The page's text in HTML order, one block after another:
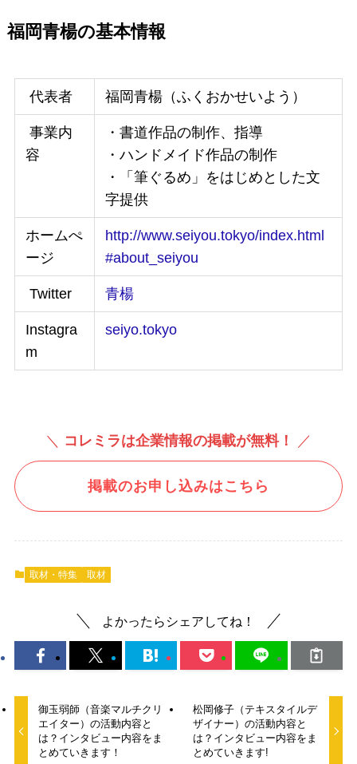
福岡青楊の基本情報
代表者 福岡青楊（ふくおかせいよう）
事業内
容
・書道作品の制作、指導
・ハンドメイド作品の制作
・「筆ぐるめ」をはじめとした文
字提供
ホームぺ
ージ
http://www.seiyou.tokyo/index.html
#about_seiyou
Twitter 青楊
Instagra
m
seiyo.tokyo
＼ コレミラは企業情報の掲載が無料！ ／
掲載のお申し込みはこちら
取材・特集 取材
よかったらシェアしてね！
御玉弱師（音楽マルチクリ
エイター）の活動内容と
は？インタビュー内容をま
とめていきます！
松岡修子（テキスタイルデ
ザイナー）の活動内容と
は？インタビュー内容をま
とめていきます!